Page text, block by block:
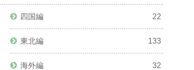
四国編 22
東北編 133
海外編 32